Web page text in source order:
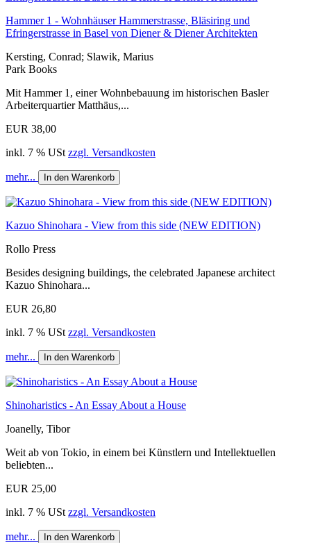
Hammer 1 - Wohnhäuser Hammerstrasse, Bläsiring und
Efringerstrasse in Basel von Diener & Diener Architekten
Kersting, Conrad; Slawik, Marius
Park Books
Mit Hammer 1, einer Wohnbebauung im historischen Basler
Arbeiterquartier Matthäus,...
EUR 38,00
inkl. 7 % USt zzgl. Versandkosten
mehr... In den Warenkorb
Kazuo Shinohara - View from this side (NEW EDITION)
Rollo Press
Besides designing buildings, the celebrated Japanese architect
Kazuo Shinohara...
EUR 26,80
inkl. 7 % USt zzgl. Versandkosten
mehr... In den Warenkorb
Shinoharistics - An Essay About a House
Joanelly, Tibor
Weit ab von Tokio, in einem bei Künstlern und Intellektuellen
beliebten...
EUR 25,00
inkl. 7 % USt zzgl. Versandkosten
mehr... In den Warenkorb